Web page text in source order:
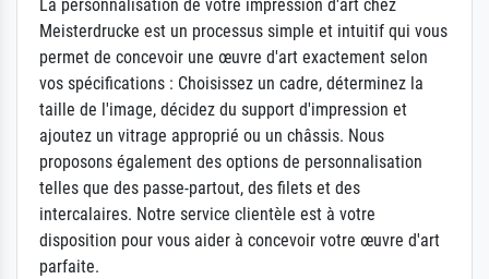
La personnalisation de votre impression d'art chez
Meisterdrucke est un processus simple et intuitif qui vous
permet de concevoir une œuvre d'art exactement selon
vos spécifications : Choisissez un cadre, déterminez la
taille de l'image, décidez du support d'impression et
ajoutez un vitrage approprié ou un châssis. Nous
proposons également des options de personnalisation
telles que des passe-partout, des filets et des
intercalaires. Notre service clientèle est à votre
disposition pour vous aider à concevoir votre œuvre d'art
parfaite.